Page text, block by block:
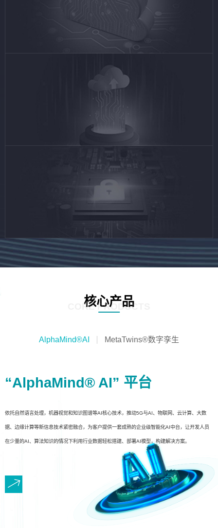
核心产品
CORE PRODUCTS
AlphaMind®AI MetaTwins®数字孪生
“AlphaMind® AI” 平台
依托自然语言处理，机器视觉和知识图谱等AI核心技术，推动5G与AI、物联网、云计算、大数
据、边缘计算等新信息技术紧密融合，为客户提供一套成熟的企业级智能化AI中台，让开发人员
在少量的AI、算法知识的情况下利用行业数据轻松搭建、部署AI模型，构建解决方案。